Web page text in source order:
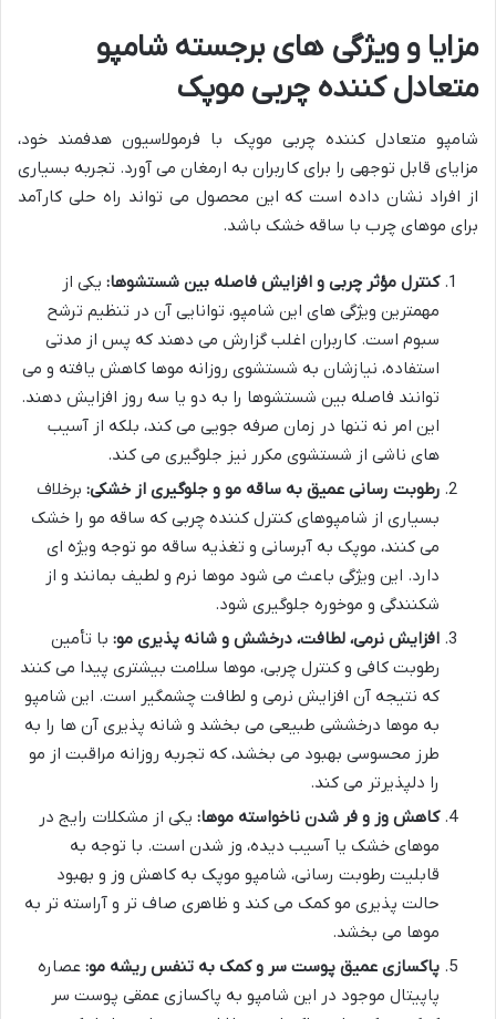
مزایا و ویژگی های برجسته شامپو
متعادل کننده چربی موپک
شامپو متعادل کننده چربی موپک با فرمولاسیون هدفمند خود،
مزایای قابل توجهی را برای کاربران به ارمغان می آورد. تجربه بسیاری
از افراد نشان داده است که این محصول می تواند راه حلی کارآمد
برای موهای چرب با ساقه خشک باشد.
کنترل مؤثر چربی و افزایش فاصله بین شستشوها: یکی از
مهمترین ویژگی های این شامپو، توانایی آن در تنظیم ترشح
سبوم است. کاربران اغلب گزارش می دهند که پس از مدتی
استفاده، نیازشان به شستشوی روزانه موها کاهش یافته و می
توانند فاصله بین شستشوها را به دو یا سه روز افزایش دهند.
این امر نه تنها در زمان صرفه جویی می کند، بلکه از آسیب
های ناشی از شستشوی مکرر نیز جلوگیری می کند.
رطوبت رسانی عمیق به ساقه مو و جلوگیری از خشکی: برخلاف
بسیاری از شامپوهای کنترل کننده چربی که ساقه مو را خشک
می کنند، موپک به آبرسانی و تغذیه ساقه مو توجه ویژه ای
دارد. این ویژگی باعث می شود موها نرم و لطیف بمانند و از
شکنندگی و موخوره جلوگیری شود.
افزایش نرمی، لطافت، درخشش و شانه پذیری مو: با تأمین
رطوبت کافی و کنترل چربی، موها سلامت بیشتری پیدا می کنند
که نتیجه آن افزایش نرمی و لطافت چشمگیر است. این شامپو
به موها درخششی طبیعی می بخشد و شانه پذیری آن ها را به
طرز محسوسی بهبود می بخشد، که تجربه روزانه مراقبت از مو
را دلپذیرتر می کند.
کاهش وز و فر شدن ناخواسته موها: یکی از مشکلات رایج در
موهای خشک یا آسیب دیده، وز شدن است. با توجه به
قابلیت رطوبت رسانی، شامپو موپک به کاهش وز و بهبود
حالت پذیری مو کمک می کند و ظاهری صاف تر و آراسته تر به
موها می بخشد.
پاکسازی عمیق پوست سر و کمک به تنفس ریشه مو: عصاره
پاپیتال موجود در این شامپو به پاکسازی عمقی پوست سر